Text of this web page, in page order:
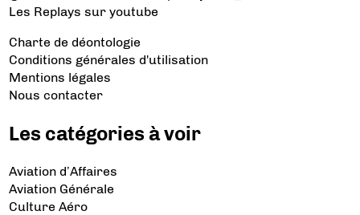
Les Replays sur youtube
Charte de déontologie
Conditions générales d'utilisation
Mentions légales
Nous contacter
Les catégories à voir
Aviation d’Affaires
Aviation Générale
Culture Aéro